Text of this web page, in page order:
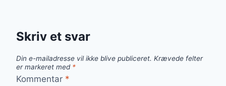
Skriv et svar
Din e-mailadresse vil ikke blive publiceret. Krævede felter
er markeret med *
Kommentar *